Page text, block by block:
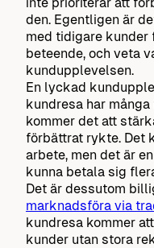
den. Egentligen är
med tidigare kunder
beteende, och veta
kundupplevelsen.
En lyckad
kundresa har
kommer det att
förbättrat rykte. Det
arbete, men det är
kunna betala sig
Det är dessutom
marknadsföra via
kundresa kommer
kunder utan stora